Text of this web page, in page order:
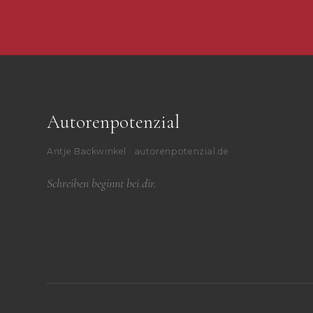
Autorenpotenzial
Antje Backwinkel · autorenpotenzial.de
Schreiben beginnt bei dir.